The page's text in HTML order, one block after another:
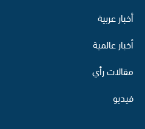
أخبار عربية
أخبار عالمية
مقالات رأي
فيديو